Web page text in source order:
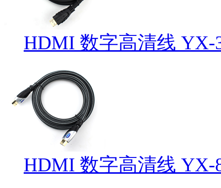
HDMI 数字高清线 YX-
HDMI 数字高清线 YX-